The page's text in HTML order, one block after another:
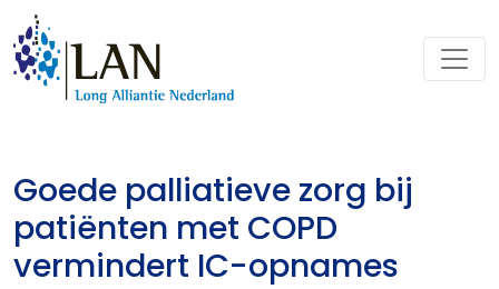
Goede palliatieve zorg bij
patiënten met COPD
vermindert IC-opnames